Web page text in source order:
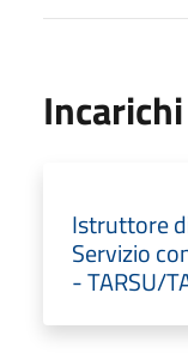
Incarichi
Istruttore
Servizio
- TARSU/